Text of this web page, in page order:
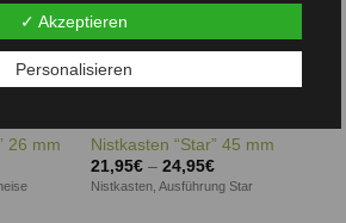
26 mm
Nistkasten “Star” 45 mm
21,95€– 24,95€
Nistkasten, Ausführung Star
✓ Akzeptieren
Personalisieren